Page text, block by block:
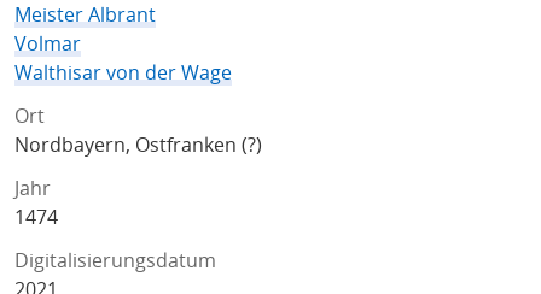
Meister Albrant
Volmar
Walthisar von der Wage
Ort
Nordbayern, Ostfranken (?)
Jahr
1474
Digitalisierungsdatum